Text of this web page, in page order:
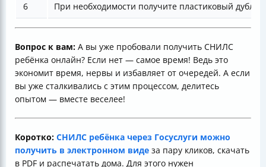
6 При необходимости получите пластиковый
Вопрос к вам: А вы уже пробовали получить СНИЛС
ребёнка онлайн? Если нет — самое время! Ведь это
экономит время, нервы и избавляет от очередей. А если
вы уже сталкивались с этим процессом, делитесь
опытом — вместе веселее!
Коротко: СНИЛС ребёнка через Госуслуги можно
получить в электронном виде за пару кликов, скачать
в PDF и распечатать дома. Для этого нужен